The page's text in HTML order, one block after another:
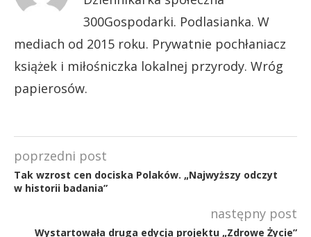
300Gospodarki. Podlasianka. W
mediach od 2015 roku. Prywatnie pochłaniacz
książek i miłośniczka lokalnej przyrody. Wróg
papierosów.
poprzedni post
Tak wzrost cen dociska Polaków. „Najwyższy odczyt
w historii badania”
następny post
Wystartowała druga edycja projektu „Zdrowe Życie”